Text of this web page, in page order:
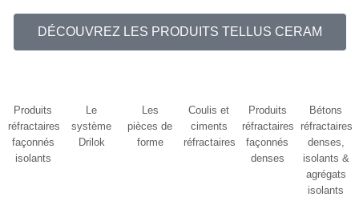
DÉCOUVREZ LES PRODUITS TELLUS CERAM
Produits
réfractaires
façonnés
isolants
Le
système
Drilok
Les
pièces de
forme
Coulis et
ciments
réfractaires​
Produits
réfractaires
façonnés
denses
Bétons
réfractaires
denses,
isolants &
agrégats
isolants​